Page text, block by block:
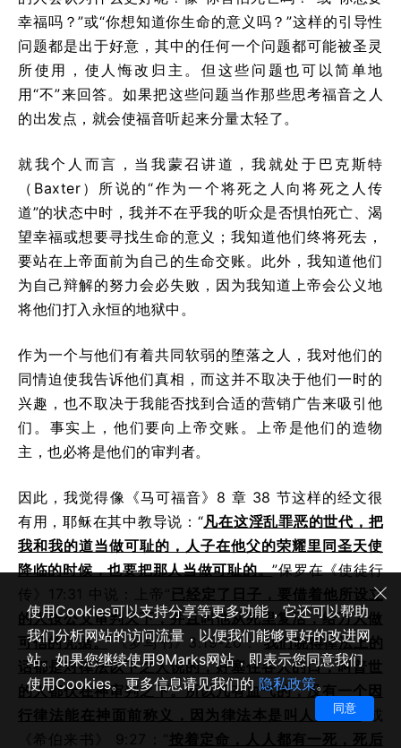
幸福吗？”或“你想知道你生命的意义吗？”这样的引导性
问题都是出于好意，其中的任何一个问题都可能被圣灵
所使用，使人悔改归主。但这些问题也可以简单地
用“不”来回答。如果把这些问题当作那些思考福音之人
的出发点，就会使福音听起来分量太轻了。
就我个人而言，当我蒙召讲道，我就处于巴克斯特
（Baxter）所说的“作为一个将死之人向将死之人传
道”的状态中时，我并不在乎我的听众是否惧怕死亡、渴
望幸福或想要寻找生命的意义；我知道他们终将死去，
要站在上帝面前为自己的生命交账。此外，我知道他们
为自己辩解的努力会必失败，因为我知道上帝会公义地
将他们打入永恒的地狱中。
作为一个与他们有着共同软弱的堕落之人，我对他们的
同情迫使我告诉他们真相，而这并不取决于他们一时的
兴趣，也不取决于我能否找到合适的营销广告来吸引他
们。事实上，他们要向上帝交账。上帝是他们的造物
主，也必将是他们的审判者。
因此，我觉得像《马可福音》8 章 38 节这样的经文很
有用，耶稣在其中教导说：“凡在这淫乱罪恶的世代，把
我和我的道当做可耻的，人子在他父的荣耀里同圣天使
降临的时候，也要把那人当做可耻的。”保罗在《使徒行
传》17:31 中说：上帝“ 已经定了日子，要借着他所设立
的人按公义审判天下，并且叫他从死里复活，给万人做
可信的凭据。”《罗马书》3:19-20：“我们晓得律法上的
话都是对律法以下之人说的，好塞住各人的口，叫普世
的人都伏在神审判之下。所以凡有血气的，没有一个因
行律法能在神面前称义，因为律法本是叫人知罪。
”或
《希伯来书》 9:27：“按着定命，人人都有一死，死后
使用Cookies可以支持分享等更多功能，它还可以帮助
我们分析网站的访问流量，以便我们能够更好的改进网
站。如果您继续使用9Marks网站，即表示您同意我们
使用Cookies。更多信息请见我们的隐私政策。
同意